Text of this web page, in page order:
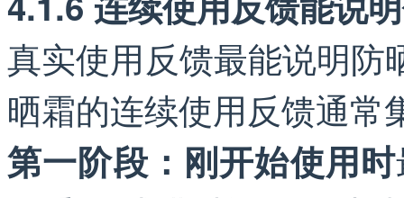
真实使用反馈最能说明防
晒霜的连续使用反馈通常
第一阶段：刚开始使用时